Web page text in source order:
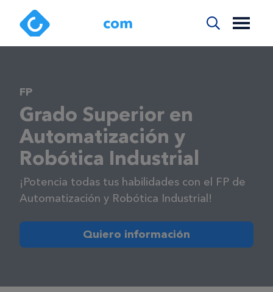
FP
Grado Superior en
Automatización y
Robótica Industrial
¡Potencia todas tus habilidades con el FP de
Automatización y Robótica Industrial!
Quiero información